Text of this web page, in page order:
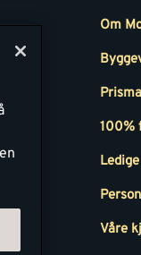
Om
100%
Våre